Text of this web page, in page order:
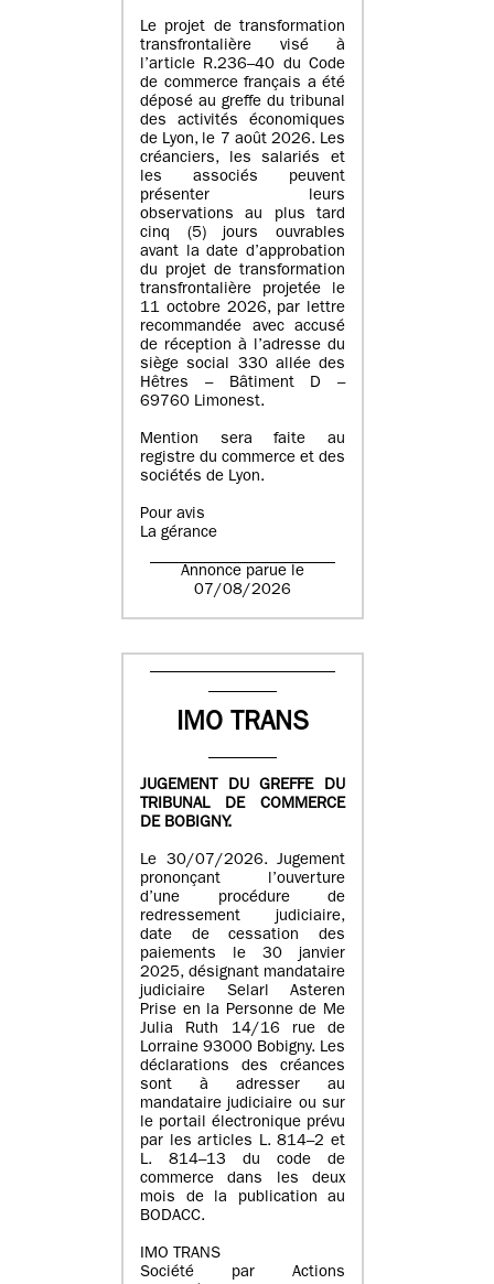
Le projet de transformation
transfrontalière visé à
l’article R.236–40 du Code
de commerce français a été
déposé au greffe du tribunal
des activités économiques
de Lyon, le 7 août 2026. Les
créanciers, les salariés et
les associés peuvent
présenter leurs
observations au plus tard
cinq (5) jours ouvrables
avant la date d’approbation
du projet de transformation
transfrontalière projetée le
11 octobre 2026, par lettre
recommandée avec accusé
de réception à l’adresse du
siège social 330 allée des
Hêtres – Bâtiment D –
69760 Limonest.
Mention sera faite au
registre du commerce et des
sociétés de Lyon.
Pour avis
La gérance
Annonce parue le
07/08/2026
IMO TRANS
JUGEMENT DU GREFFE DU
TRIBUNAL DE COMMERCE
DE BOBIGNY.
Le 30/07/2026. Jugement
prononçant l’ouverture
d’une procédure de
redressement judiciaire,
date de cessation des
paiements le 30 janvier
2025, désignant mandataire
judiciaire Selarl Asteren
Prise en la Personne de Me
Julia Ruth 14/16 rue de
Lorraine 93000 Bobigny. Les
déclarations des créances
sont à adresser au
mandataire judiciaire ou sur
le portail électronique prévu
par les articles L. 814–2 et
L. 814–13 du code de
commerce dans les deux
mois de la publication au
BODACC.
IMO TRANS
Société par Actions